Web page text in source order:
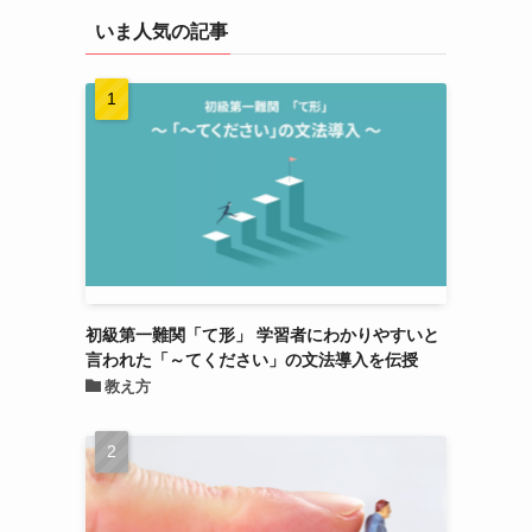
いま人気の記事
初級第一難関「て形」 学習者にわかりやすいと
言われた「～てください」の文法導入を伝授
教え方